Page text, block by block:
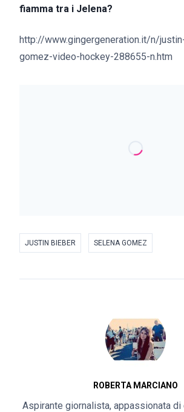
fiamma tra i Jelena?
http://www.gingergeneration.it/n/
gomez-video-hockey-288655-n.htm
JUSTIN BIEBER SELENA GOMEZ
ROBERTA MARCIANO
Aspirante giornalista, appassionata